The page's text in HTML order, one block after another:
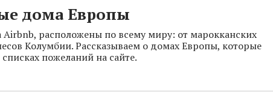
дома Европы
расположены по всему миру: от марокканских
Колумбии. Рассказываем о домах Европы, которые
пожеланий на сайте.